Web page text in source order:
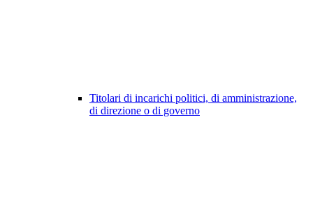
Titolari di incarichi politici, di amministrazione,
di direzione o di governo